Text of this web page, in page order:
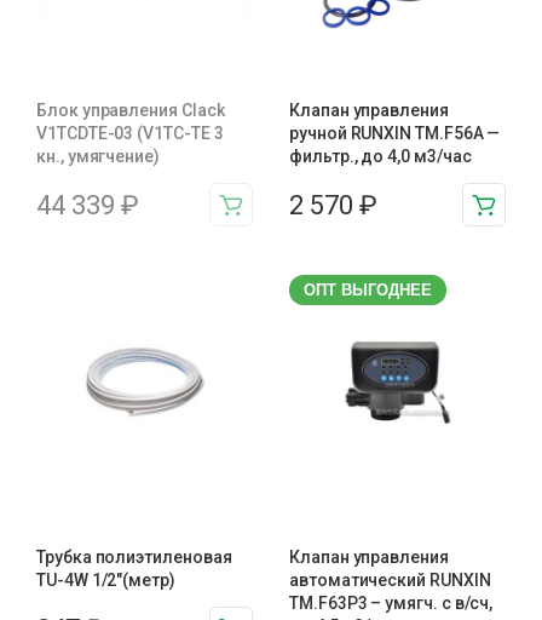
Блок управления Clack
V1TCDTE-03 (V1TC-TE 3
кн., умягчение)
44 339 ₽
Клапан управления
ручной RUNXIN TM.F56A —
фильтр., до 4,0 м3/час
2 570 ₽
Трубка полиэтиленовая
TU-4W 1/2″(метр)
ОПТ ВЫГОДНЕЕ
Клапан управления
автоматический RUNXIN
TM.F63P3 – умягч. с в/сч,